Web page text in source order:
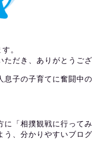
。
ただき、ありがとうござ
息子の子育てに奮闘中
に「相撲観戦に行って
う、分かりやすいブロ